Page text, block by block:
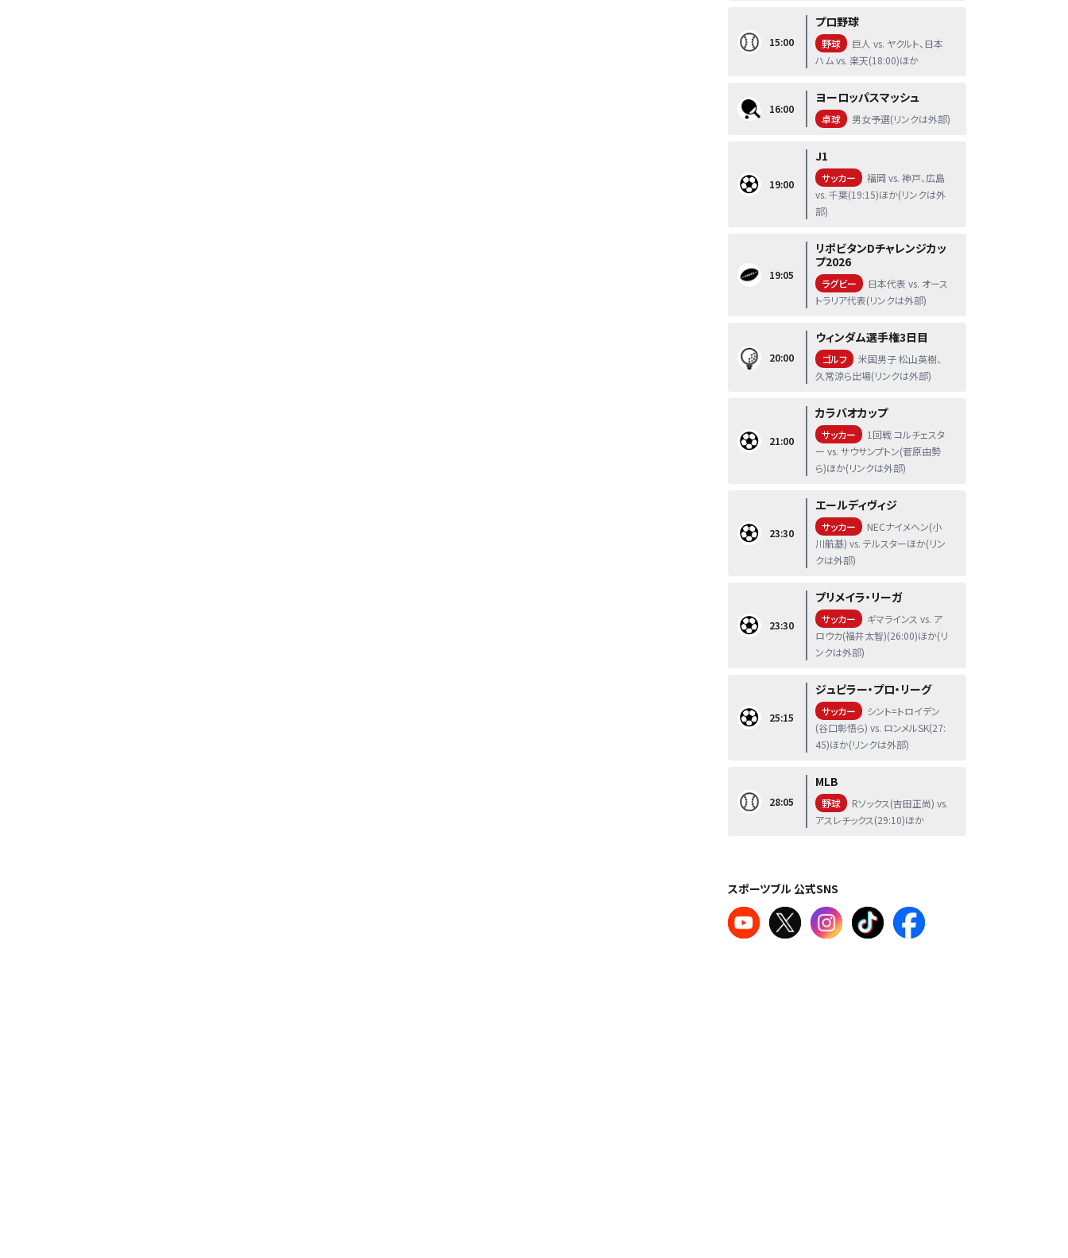
15:00
プロ野球
野球
巨人 vs. ヤクルト、日本
ハム vs. 楽天(18:00)ほか
16:00
ヨーロッパスマッシュ
卓球 男女予選(リンクは外部)
19:00
J1
サッカー
福岡 vs. 神戸、広島
vs. 千葉(19:15)ほか(リンクは外
部)
19:05
リポビタンDチャレンジカッ
プ2026
ラグビー
日本代表 vs. オース
トラリア代表(リンクは外部)
20:00
ウィンダム選手権3日目
ゴルフ
米国男子 松山英樹、
久常涼ら出場(リンクは外部)
21:00
カラバオカップ
サッカー
1回戦 コルチェスタ
ー vs. サウサンプトン(菅原由勢
ら)ほか(リンクは外部)
23:30
エールディヴィジ
サッカー
NECナイメヘン(小
川航基) vs. テルスターほか(リン
クは外部)
23:30
プリメイラ・リーガ
サッカー
ギマラインス vs. ア
ロウカ(福井太智)(26:00)ほか(リ
ンクは外部)
25:15
ジュピラー・プロ・リーグ
サッカー
シント=トロイデン
(谷口彰悟ら) vs. ロンメルSK(27:
45)ほか(リンクは外部)
28:05
MLB
野球
Rソックス(吉田正尚) vs.
アスレチックス(29:10)ほか
スポーツブル 公式SNS